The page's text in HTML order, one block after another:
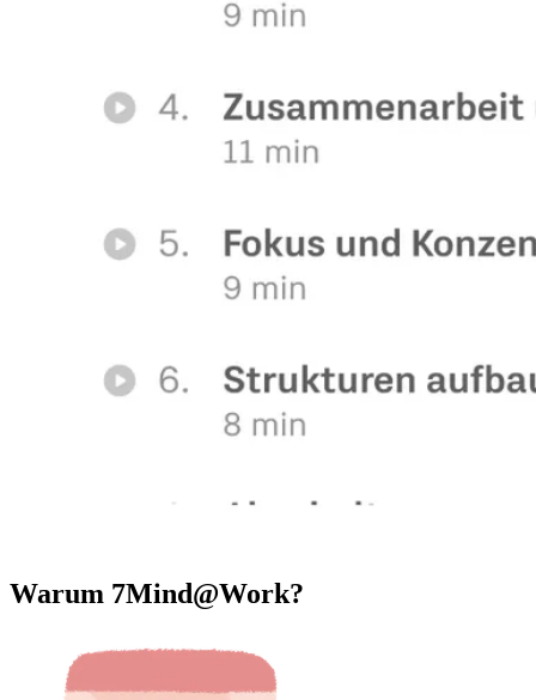
Warum 7Mind@Work?